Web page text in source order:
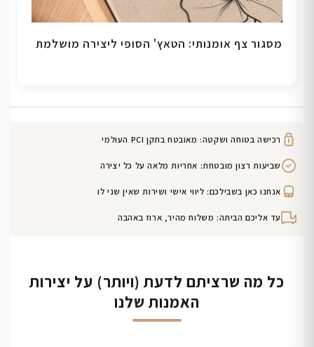
מסגור צף אומנותי: הטאץ' הסופי ליצירה מושלמת
רכישה בטוחה ושקטה: מאובטח בתקן PCI העולמי
שביעות רצון מובטחת: אחריות מלאה על כל יצירה
אנחנו כאן בשבילכם: ליווי אישי ושירות שאין שני לו
עד אליכם הביתה: משלוח מהיר, ארוז באהבה
כל מה שרציתם לדעת (ויותר) על יצירות
האמנות שלנו